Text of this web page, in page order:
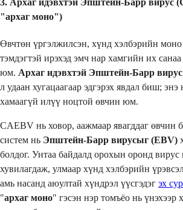
"архаг моно")
Өвчтөн үргэлжилсэн, хүнд хэлбэрийн
тэмдэгтэй ирэхэд эмч нар хамгийн их
юм. Архаг идэвхтэй Эпштейн-Барр
л удаан хугацаагаар эдгэрэх явдал биш;
хамаагүй илүү ноцтой өвчин юм.
CAEBV нь ховор, аажмаар явагддаг өвчин
систем нь Эпштейн-Барр вирусыг (EBV)
болдог. Унтаа байдалд орохын оронд вирус
хувилагдаж, улмаар хүнд хэлбэрийн
амь насанд аюултай хүндрэл үүсгэдэг эх
"архаг моно" гэсэн нэр томъёо нь үнэхээр